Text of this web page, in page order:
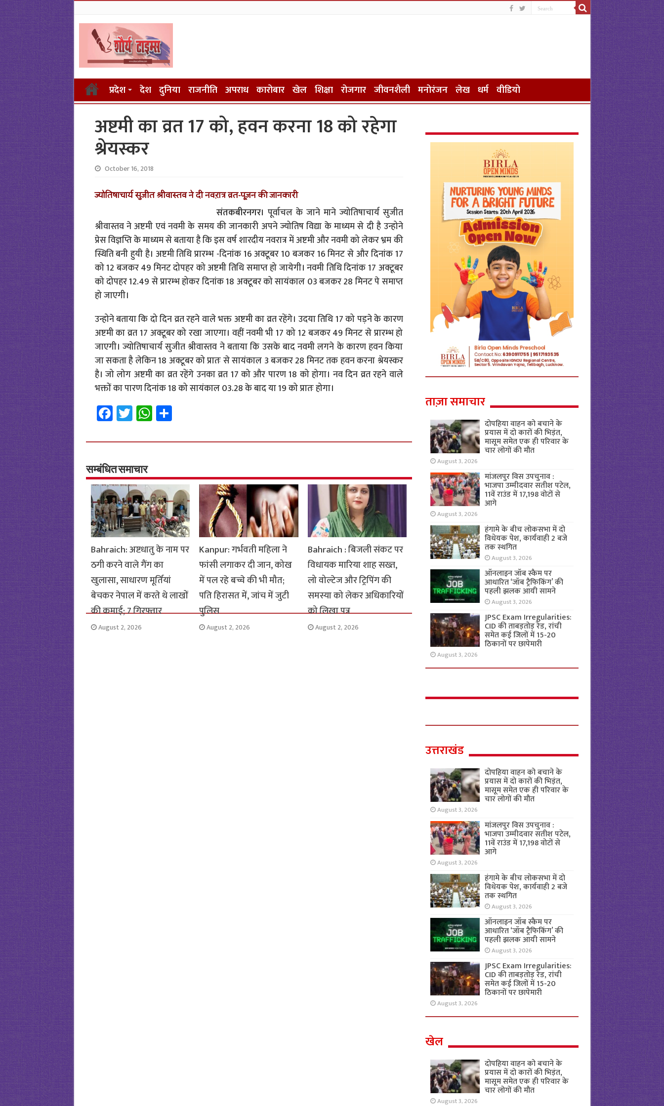
प्रदेश देश दुनिया राजनीति अपराध कारोबार खेल शिक्षा रोजगार जीवनशैली मनोरंजन लेख धर्म वीडियो
अष्टमी का व्रत 17 को, हवन करना 18 को रहेगा
श्रेयस्कर
October 16, 2018
ज्योतिषाचार्य सुजीत श्रीवास्तव ने दी नवऱात्र व्रत-पूजन की जानकारी
संतकबीरनगर। पूर्वाचल के जाने माने ज्योतिषाचार्य सुजीत
श्रीवास्तव ने अष्टमी एवं नवमी के समय की जानकारी अपने ज्योतिष विद्या के माध्यम से दी है उन्होने
प्रेस विज्ञप्ति के माध्यम से बताया है कि इस वर्ष शारदीय नवरात्र में अष्टमी और नवमी को लेकर भ्रम की
स्थिति बनी हुयी है। अष्टमी तिथि प्रारम्भ -दिनांक 16 अक्टूबर 10 बजकर 16 मिनट से और दिनांक 17
को 12 बजकर 49 मिनट दोपहर को अष्टमी तिथि समाप्त हो जायेगी। नवमी तिथि दिनांक 17 अक्टूबर
को दोपहर 12.49 से प्रारम्भ होकर दिनांक 18 अक्टूबर को सायंकाल 03 बजकर 28 मिनट पे समाप्त
हो जाएगी।
उन्होने बताया कि दो दिन व्रत रहने वाले भक्त अष्टमी का व्रत रहेंगे। उदया तिथि 17 को पड़ने के कारण
अष्टमी का व्रत 17 अक्टूबर को रखा जाएगा। वहीं नवमी भी 17 को 12 बजकर 49 मिनट से प्रारम्भ हो
जाएगी। ज्योतिषाचार्य सुजीत श्रीवास्तव ने बताया कि उसके बाद नवमी लगने के कारण हवन किया
जा सकता है लेकिन 18 अक्टूबर को प्रातः से सायंकाल 3 बजकर 28 मिनट तक हवन करना श्रेयस्कर
है। जो लोग अष्टमी का व्रत रहेंगे उनका व्रत 17 को और पारण 18 को होगा। नव दिन व्रत रहने वाले
भक्तों का पारण दिनांक 18 को सायंकाल 03.28 के बाद या 19 को प्रातः होगा।
Fa
ce
b
o
o
k
T
wi
tt
er
W
h
at
p
p
S
h
ar
सम्बंधित समाचार
Bahraich: अष्टधातु के नाम पर
ठगी करने वाले गैंग का
खुलासा, साधारण मूर्तियां
बेचकर नेपाल में करते थे लाखों
की कमाई; 7 गिरफ्तार
August 2, 2026
Kanpur: गर्भवती महिला ने
फांसी लगाकर दी जान, कोख
में पल रहे बच्चे की भी मौत;
पति हिरासत में, जांच में जुटी
पुलिस
August 2, 2026
Bahraich : बिजली संकट पर
विधायक मारिया शाह सख्त,
लो वोल्टेज और ट्रिपिंग की
समस्या को लेकर अधिकारियों
को लिखा पत्र
August 2, 2026
ताज़ा समाचार
दोपहिया वाहन को बचाने के
प्रयास में दो कारों की भिड़ंत,
मासूम समेत एक ही परिवार के
चार लोगों की मौत
August 3, 2026
मांजलपुर विस उपचुनाव :
भाजपा उम्मीदवार सतीश पटेल,
11वें राउंड में 17,198 वोटों से
आगे
August 3, 2026
हंगामे के बीच लोकसभा में दो
विधेयक पेश, कार्यवाही 2 बजे
तक स्थगित
August 3, 2026
ऑनलाइन जॉब स्कैम पर
आधारित ‘जॉब ट्रैफिकिंग’ की
पहली झलक आयी सामने
August 3, 2026
JPSC Exam Irregularities:
CID की ताबड़तोड़ रेड, रांची
समेत कई जिलों में 15-20
ठिकानों पर छापेमारी
August 3, 2026
उत्तराखंड
दोपहिया वाहन को बचाने के
प्रयास में दो कारों की भिड़ंत,
मासूम समेत एक ही परिवार के
चार लोगों की मौत
August 3, 2026
मांजलपुर विस उपचुनाव :
भाजपा उम्मीदवार सतीश पटेल,
11वें राउंड में 17,198 वोटों से
आगे
August 3, 2026
हंगामे के बीच लोकसभा में दो
विधेयक पेश, कार्यवाही 2 बजे
तक स्थगित
August 3, 2026
ऑनलाइन जॉब स्कैम पर
आधारित ‘जॉब ट्रैफिकिंग’ की
पहली झलक आयी सामने
August 3, 2026
JPSC Exam Irregularities:
CID की ताबड़तोड़ रेड, रांची
समेत कई जिलों में 15-20
ठिकानों पर छापेमारी
August 3, 2026
खेल
दोपहिया वाहन को बचाने के
प्रयास में दो कारों की भिड़ंत,
मासूम समेत एक ही परिवार के
चार लोगों की मौत
August 3, 2026